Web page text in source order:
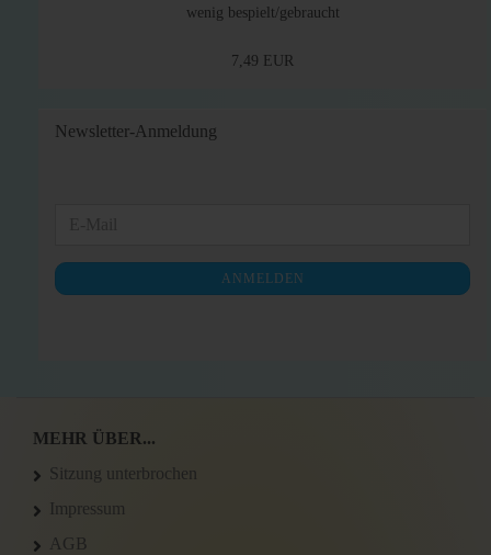
wenig bespielt/gebraucht
7,49 EUR
Newsletter-Anmeldung
NEWSLETTER-
ANMELDUNG
ANMELDEN
MEHR ÜBER...
Sitzung unterbrochen
Impressum
AGB